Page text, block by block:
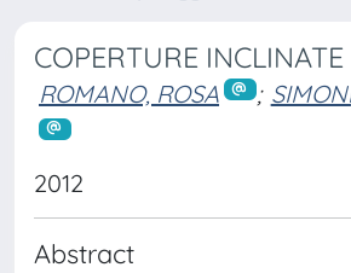
COPERTURE INCLINATE
ROMANO, ROSA ;
2012
Abstract